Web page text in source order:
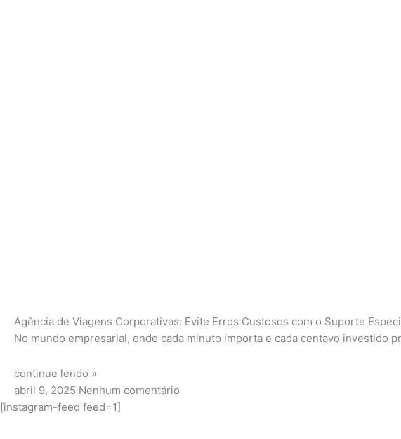
Agência de Viagens Corporativas: Evite Erros Custosos com o Suporte
No mundo empresarial, onde cada minuto importa e cada centavo investido
continue lendo »
abril 9, 2025 Nenhum comentário
[instagram-feed feed=1]